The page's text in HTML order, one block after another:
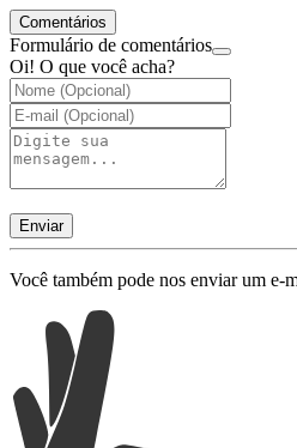
Comentários
Formulário de comentários
Oi! O que você acha?
Enviar
Você também pode nos enviar um e-